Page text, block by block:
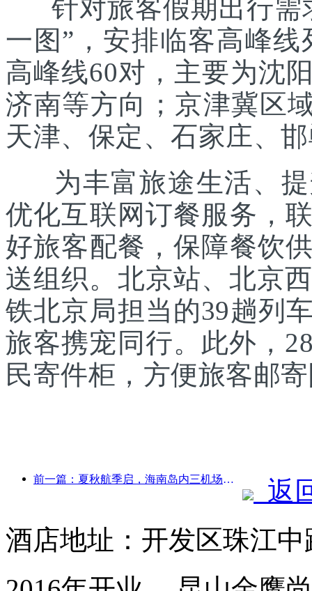
针对旅客假期出行需
一图”，安排临客高峰
高峰线60对，主要为沈
济南等方向；京津冀区
天津、保定、石家庄、
为丰富旅途生活、提
优化互联网订餐服务，
好旅客配餐，保障餐饮
送组织。北京站、北京
铁北京局担当的39趟列
旅客携宠同行。此外，
民寄件柜，方便旅客邮
前一篇：夏秋航季启，海南岛内三机场新增41个通航点
返
酒店地址：开发区珠江